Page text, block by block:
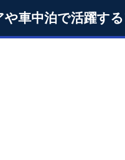
車中泊で活躍す